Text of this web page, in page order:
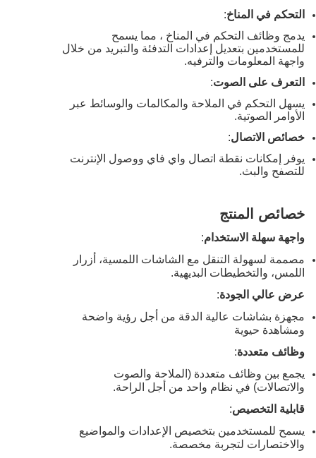
التحكم في المناخ:
يدمج وظائف التحكم في المناخ ، مما يسمح
للمستخدمين بتعديل إعدادات التدفئة والتبريد من خلال
واجهة المعلومات والترفيه.
التعرف على الصوت:
يسهل التحكم في الملاحة والمكالمات والوسائط عبر
الأوامر الصوتية.
خصائص الاتصال :
يوفر إمكانات نقطة اتصال واي فاي ووصول الإنترنت
للتصفح والبث.
خصائص المنتج
واجهة سهلة الاستخدام:
مصممة لسهولة التنقل مع الشاشات اللمسية، أزرار
اللمس، والتخطيطات البديهية.
عرض عالي الجودة:
مجهزة بشاشات عالية الدقة من أجل رؤية واضحة
ومشاهدة حيوية
وظائف متعددة:
يجمع بين وظائف متعددة (الملاحة والصوت
والاتصالات) في نظام واحد من أجل الراحة.
قابلية التخصيص :
يسمح للمستخدمين بتخصيص الإعدادات والمواضيع
والاختصارات لتجربة مخصصة.